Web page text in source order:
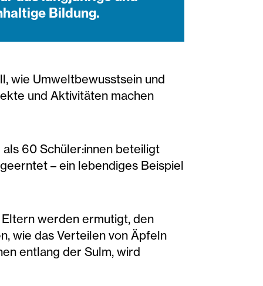
Bildung.
wie Umweltbewusstsein und
und Aktivitäten machen
60 Schüler:innen beteiligt
– ein lebendiges Beispiel
werden ermutigt, den
wie das Verteilen von Äpfeln
entlang der Sulm, wird